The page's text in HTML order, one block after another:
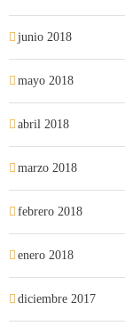
junio 2018
mayo 2018
abril 2018
marzo 2018
febrero 2018
enero 2018
diciembre 2017